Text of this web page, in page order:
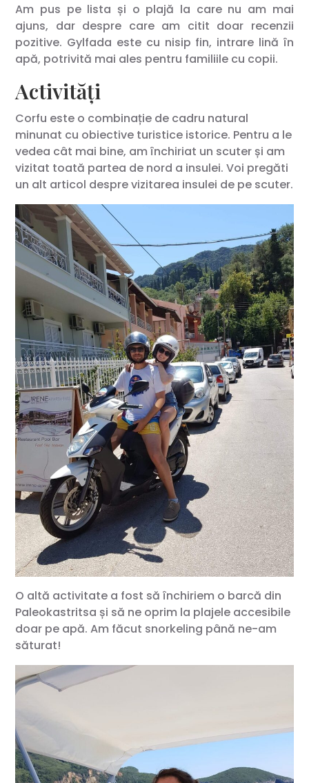
Am pus pe lista și o plajă la care nu am mai
ajuns, dar despre care am citit doar recenzii
pozitive. Gylfada este cu nisip fin, intrare lină în
apă, potrivită mai ales pentru familiile cu copii.
Activități
Corfu este o combinație de cadru natural
minunat cu obiective turistice istorice. Pentru a le
vedea cât mai bine, am închiriat un scuter și am
vizitat toată partea de nord a insulei. Voi pregăti
un alt articol despre vizitarea insulei de pe scuter.
O altă activitate a fost să închiriem o barcă din
Paleokastritsa și să ne oprim la plajele accesibile
doar pe apă. Am făcut snorkeling până ne-am
săturat!